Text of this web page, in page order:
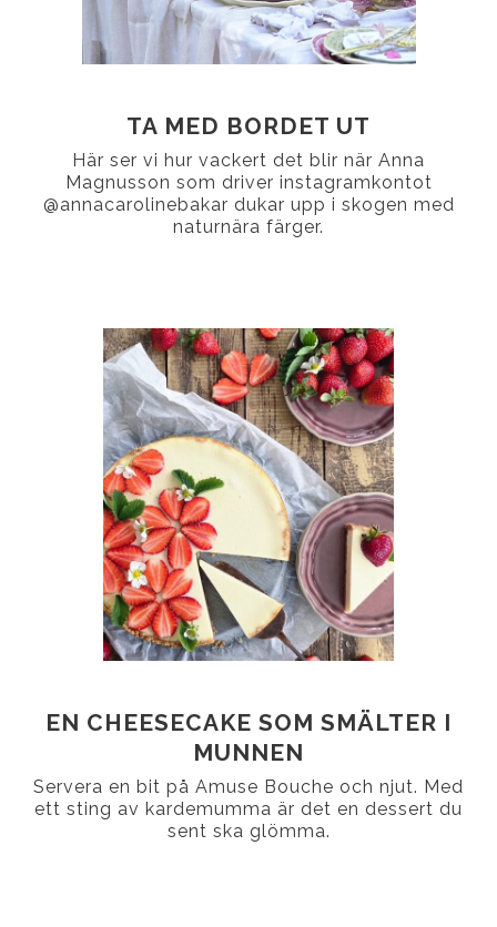
TA MED BORDET UT
Här ser vi hur vackert det blir när Anna
Magnusson som driver instagramkontot
@annacarolinebakar dukar upp i skogen med
naturnära färger.
EN CHEESECAKE SOM SMÄLTER I
MUNNEN
Servera en bit på Amuse Bouche och njut. Med
ett sting av kardemumma är det en dessert du
sent ska glömma.